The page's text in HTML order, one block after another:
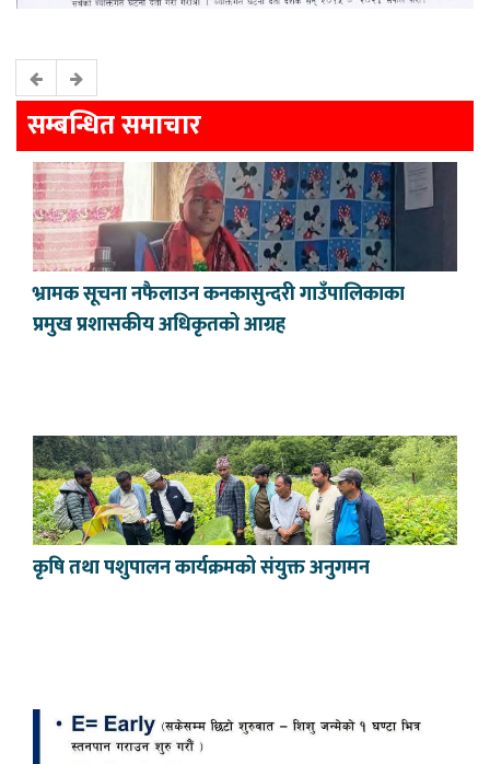
सम्बन्धित समाचार
भ्रामक सूचना नफैलाउन कनकासुन्दरी गाउँपालिकाका
प्रमुख प्रशासकीय अधिकृतको आग्रह
कृषि तथा पशुपालन कार्यक्रमको संयुक्त अनुगमन